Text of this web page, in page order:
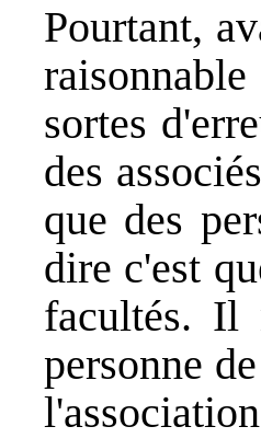
Pourtant,
sortes
des
que des
dire c'est
facultés. Il
personne